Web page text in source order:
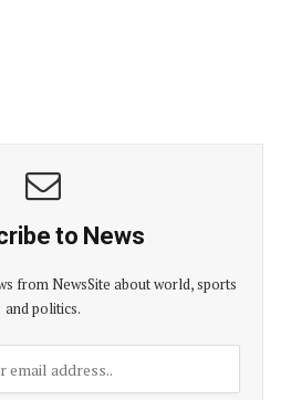
to News
from NewsSite about world, sports
and politics.